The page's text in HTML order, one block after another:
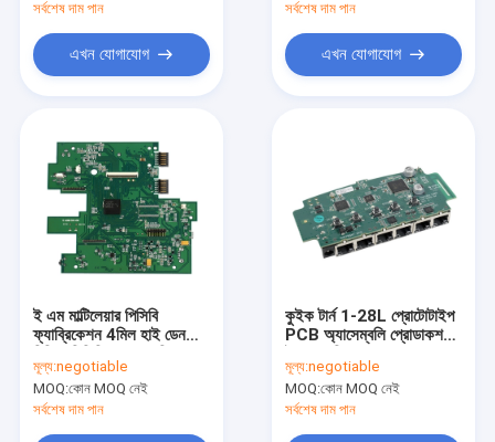
সর্বশেষ দাম পান
এখন যোগাযোগ
সর্বশেষ দাম পান
এখন যোগাযোগ
ই এম মাল্টিলেয়ার পিসিবি
ফ্যাব্রিকেশন 4মিল হাই ডেনসিটি
মূল্য:negotiable
MOQ:কোন MOQ নেই
সর্বশেষ দাম পান
কুইক টার্ন 1-28L প্রোটোটাইপ
PCB অ্যাসেম্বলি প্রোডাকশন
মূল্য:negotiable
MOQ:কোন MOQ নেই
সর্বশেষ দাম পান